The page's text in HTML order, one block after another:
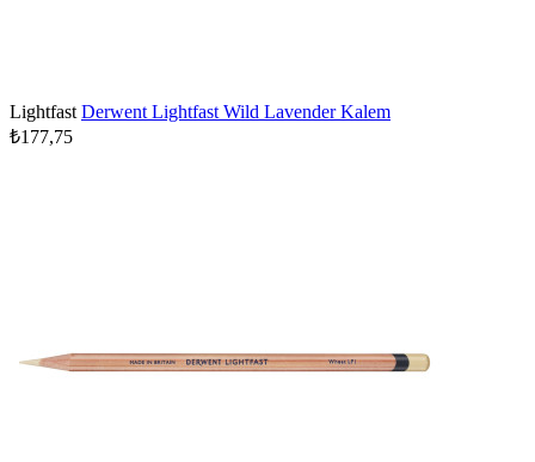
Lightfast Derwent Lightfast Wild Lavender Kalem
₺177,75